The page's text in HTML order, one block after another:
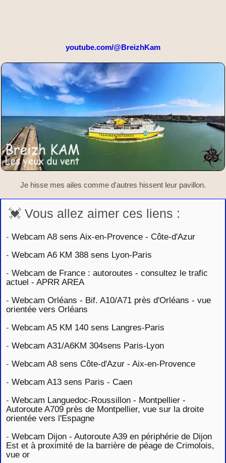
youtube.com/@BreizhKam
Je hisse mes ailes comme d'autres hissent leur pavillon.
💓 Vous allez aimer ces liens :
- Webcam A8 sens Aix-en-Provence - Côte-d'Azur
- Webcam A6 KM 388 sens Lyon-Paris
- Webcam de France : autoroutes - consultez le trafic
actuel - APRR AREA
- Webcam Orléans - Bif. A10/A71 près d'Orléans - vue
orientée vers Orléans
- Webcam A5 KM 140 sens Langres-Paris
- Webcam A31/A6KM 304sens Paris-Lyon
- Webcam A8 sens Côte-d'Azur - Aix-en-Provence
- Webcam A13 sens Paris - Caen
- Webcam Languedoc-Roussillon - Montpellier -
Autoroute A709 près de Montpellier, vue sur la droite
orientée vers l'Espagne
- Webcam Dijon - Autoroute A39 en périphérie de Dijon
Est et à proximité de la barrière de péage de Crimolois,
vue or